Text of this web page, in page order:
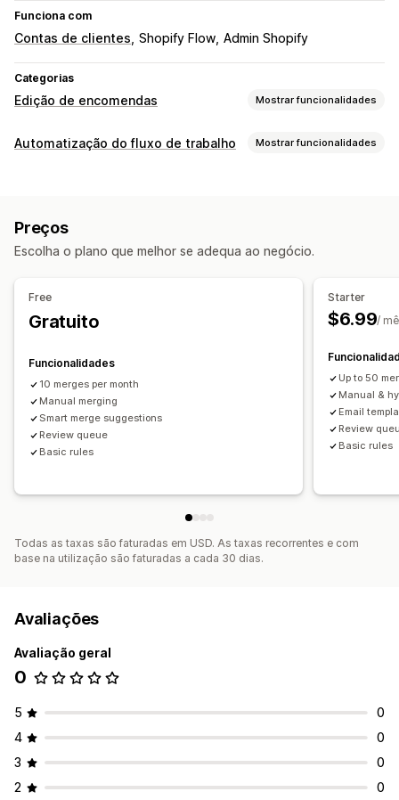
Funciona com
Contas de clientes Shopify Flow Admin Shopify
Categorias
Edição de encomendas Mostrar funcionalidades
Atualizações de encomendas
Etiquetagem
Automatização do fluxo de trabalho Mostrar funcionalidades
Estado do pagamento
Preços
Escolha o plano que melhor se adequa ao negócio.
Free
Gratuito
Funcionalidades
10 merges per month
Manual merging
Smart merge suggestions
Review queue
Basic rules
Starter
$6.99/
Up to 50
Manual &
Email
Review
Basic rules
Todas as taxas são faturadas em USD. As taxas recorrentes e com
base na utilização são faturadas a cada 30 dias.
Avaliações
Avaliação geral
0
5
0
4
0
3
0
2
0